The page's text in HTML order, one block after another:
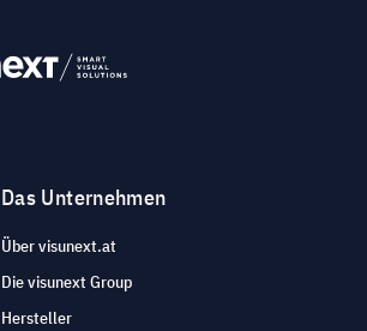
Das Unternehmen
Über visunext.at
Die visunext Group
Hersteller